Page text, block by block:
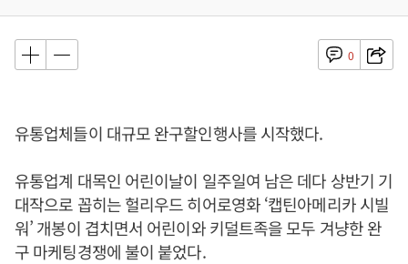
0
유통업체들이 대규모 완구할인행사를 시작했다.
유통업계 대목인 어린이날이 일주일여 남은 데다 상반기 기
대작으로 꼽히는 헐리우드 히어로영화 ‘캡틴아메리카 시빌
워’ 개봉이 겹치면서 어린이와 키덜트족을 모두 겨냥한 완
구 마케팅경쟁에 불이 붙었다.